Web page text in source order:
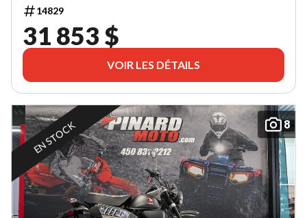
14829
31 853 $
VOIR LES DÉTAILS
8
EN STOCK